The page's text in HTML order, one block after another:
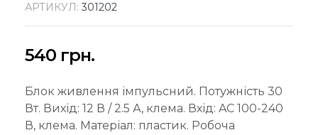
АРТИКУЛ: 301202
540 грн.
Блок живлення імпульсний. Потужність 30
Вт. Вихід: 12 В / 2.5 А, клема. Вхід: AC 100-240
В, клема. Матеріал: пластик. Робоча